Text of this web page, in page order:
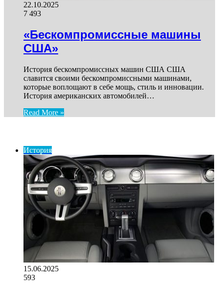
22.10.2025
7 493
«Бескомпромиссные машины
США»
История бескомпромиссных машин США США
славится своими бескомпромиссными машинами,
которые воплощают в себе мощь, стиль и инновации.
История американских автомобилей…
Read More »
История
15.06.2025
593